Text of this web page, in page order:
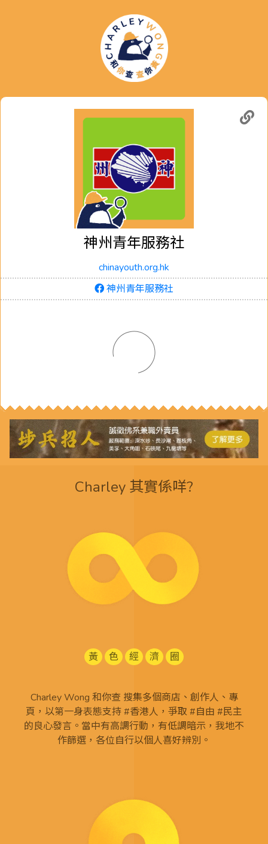
神州青年服務社
chinayouth.org.hk
神州青年服務社
Charley 其實係咩?
黃 色 經 濟 圈
Charley Wong 和你查 搜集多個商店、創作人、專
頁，以第一身表態支持 #香港人，爭取 #自由 #民主
的良心發言。當中有高調行動，有低調暗示，我地不
作篩選，各位自行以個人喜好辨別。